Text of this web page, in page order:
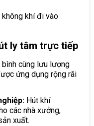
không khí đi vào
ly tâm trực tiếp
bình cùng lưu lượng
ứng dụng rộng rãi
Hút khí
các nhà xưởng,
xuất.